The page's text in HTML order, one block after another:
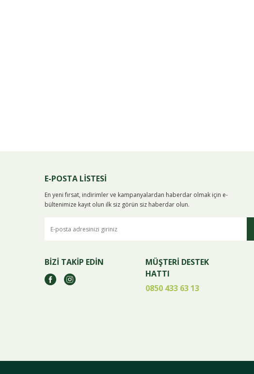
E-POSTA LİSTESİ
En yeni fırsat, indirimler ve kampanyalardan haberdar olmak için e-
bültenimize kayıt olun ilk siz görün siz haberdar olun.
BİZİ TAKİP EDİN
MÜŞTERİ DESTEK
HATTI
0850 433 63 13